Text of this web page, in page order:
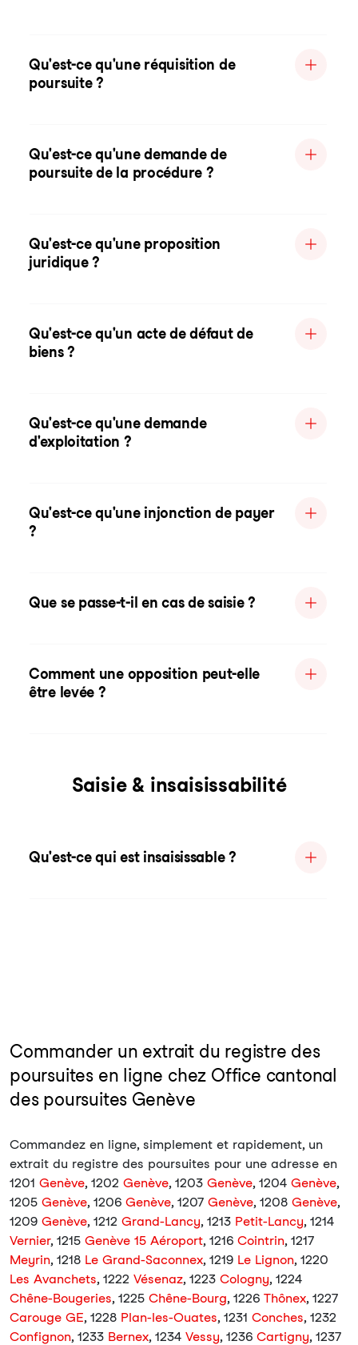
Qu'est-ce qu'une réquisition de
poursuite ?
Qu'est-ce qu'une demande de
poursuite de la procédure ?
Qu'est-ce qu'une proposition
juridique ?
Qu'est-ce qu'un acte de défaut de
biens ?
Qu'est-ce qu'une demande
d'exploitation ?
Qu'est-ce qu'une injonction de payer
?
Que se passe-t-il en cas de saisie ?
Comment une opposition peut-elle
être levée ?
Saisie & insaisissabilité
Qu'est-ce qui est insaisissable ?
Commander un extrait du registre des
poursuites en ligne chez Office cantonal
des poursuites Genève
Commandez en ligne, simplement et rapidement, un
extrait du registre des poursuites pour une adresse en
1201 Genève, 1202 Genève, 1203 Genève, 1204 Genève,
1205 Genève, 1206 Genève, 1207 Genève, 1208 Genève,
1209 Genève, 1212 Grand-Lancy, 1213 Petit-Lancy, 1214
Vernier, 1215 Genève 15 Aéroport, 1216 Cointrin, 1217
Meyrin, 1218 Le Grand-Saconnex, 1219 Le Lignon, 1220
Les Avanchets, 1222 Vésenaz, 1223 Cologny, 1224
Chêne-Bougeries, 1225 Chêne-Bourg, 1226 Thônex, 1227
Carouge GE, 1228 Plan-les-Ouates, 1231 Conches, 1232
Confignon, 1233 Bernex, 1234 Vessy, 1236 Cartigny, 1237